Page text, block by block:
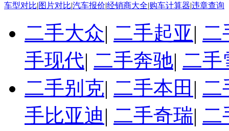
车型对比|图片对比|汽车报价|经销商大全|购车计算器|违章查询
二手大众| 二手起亚| 二
手现代| 二手奔驰| 二手
二手别克| 二手本田 | 二
手比亚迪| 二手奇瑞| 二